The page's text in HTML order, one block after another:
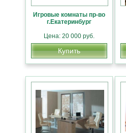
Игровые комнаты пр-во
г.Екатеринбург
Цена: 20 000 руб.
Купить